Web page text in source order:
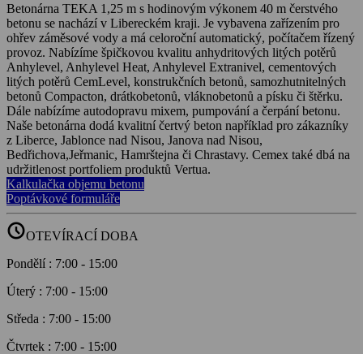
Betonárna TEKA 1,25 m s hodinovým výkonem 40 m čerstvého
betonu se nachází v Libereckém kraji. Je vybavena zařízením pro
ohřev záměsové vody a má celoroční automatický, počítačem řízený
provoz. Nabízíme špičkovou kvalitu anhydritových litých potěrů
Anhylevel, Anhylevel Heat, Anhylevel Extranivel, cementových
litých potěrů CemLevel, konstrukčních betonů, samozhutnitelných
betonů Compacton, drátkobetonů, vláknobetonů a písku či štěrku.
Dále nabízíme autodopravu mixem, pumpování a čerpání betonu.
Naše betonárna dodá kvalitní čertvý beton například pro zákazníky
z Liberce, Jablonce nad Nisou, Janova nad Nisou,
Bedřichova,Jeřmanic, Hamrštejna či Chrastavy. Cemex také dbá na
udržitlenost portfoliem produktů Vertua.
Kalkulačka objemu betonu
Poptávkové formuláře
scheduleOTEVÍRACÍ DOBA
Pondělí : 7:00 - 15:00
Úterý : 7:00 - 15:00
Středa : 7:00 - 15:00
Čtvrtek : 7:00 - 15:00